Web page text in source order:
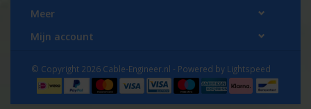
Meer
Mijn account
© Copyright 2026 Cable-Engineer.nl - Powered by Lightspeed